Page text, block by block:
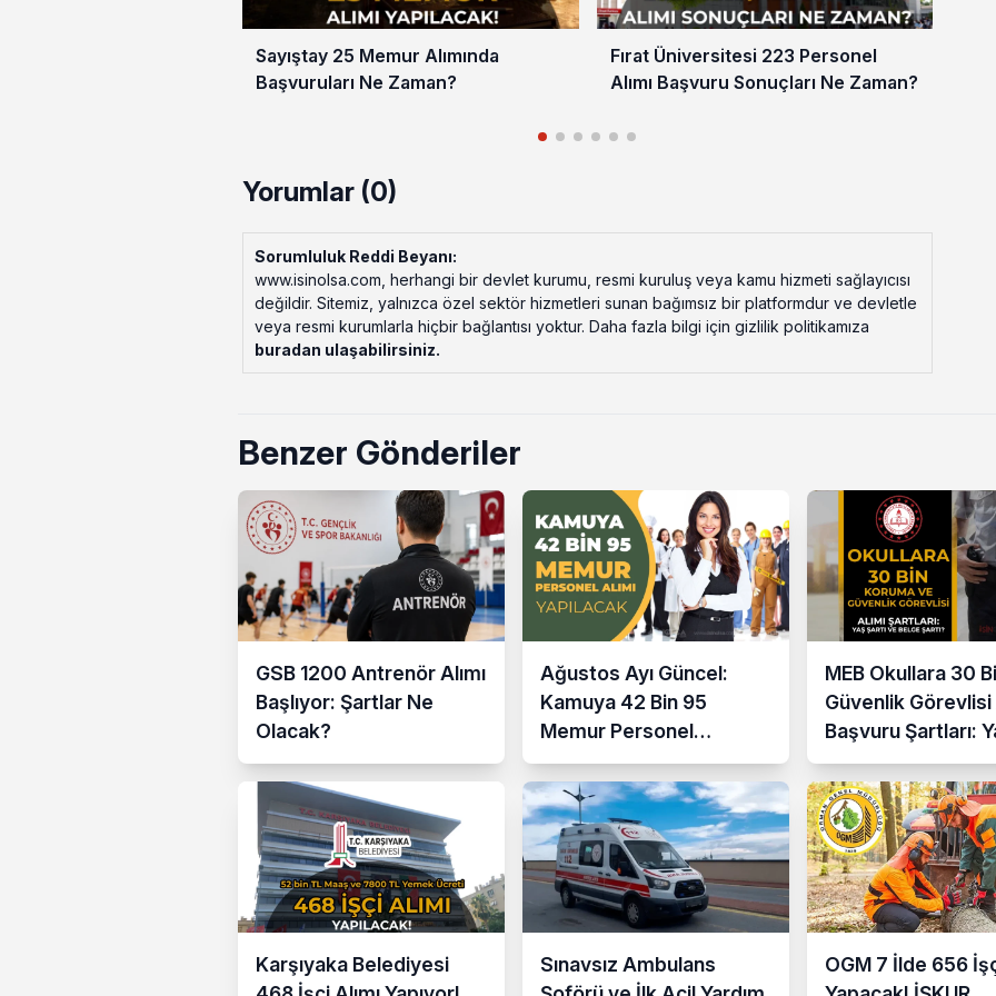
Sayıştay 25 Memur Alımında
Başvuruları Ne Zaman?
Fırat Üniversitesi 223 Personel
Alımı Başvuru Sonuçları Ne Zaman?
Yorumlar (0)
Sorumluluk Reddi Beyanı:
www.isinolsa.com, herhangi bir devlet kurumu, resmi kuruluş veya kamu hizmeti sağlayıcısı
değildir. Sitemiz, yalnızca özel sektör hizmetleri sunan bağımsız bir platformdur ve devletle
veya resmi kurumlarla hiçbir bağlantısı yoktur. Daha fazla bilgi için gizlilik politikamıza
buradan ulaşabilirsiniz.
Benzer Gönderiler
GSB 1200 Antrenör Alımı
Başlıyor: Şartlar Ne
Olacak?
Ağustos Ayı Güncel:
Kamuya 42 Bin 95
Memur Personel
Alınacak!
MEB Okullara 30
Güvenlik Görevlisi
Başvuru Şartları:
Şartı ve Belge
Olacak Mı?
Karşıyaka Belediyesi
Sınavsız Ambulans
OGM 7 İlde 656